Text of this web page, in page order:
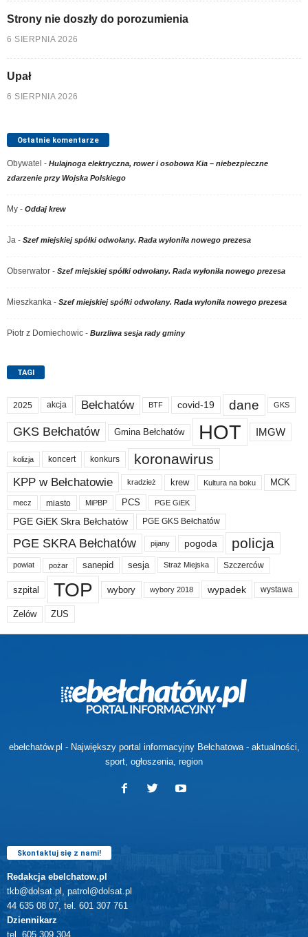
Strony nie doszły do porozumienia
6 SIERPNIA 2026
Upał
6 SIERPNIA 2026
Ostatnie komentarze
Obywatel - Hulajnoga elektryczna, rower i osobowa Kia – niebezpieczne
zdarzenie przy Wojska Polskiego
My - Oddaj krew
Ja - Szef miejskiej spółki odwołany. Rada wyłoniła nowego prezesa
Obserwator - Szef miejskiej spółki odwołany. Rada wyłoniła nowego prezesa
Mieszkanka - Szef miejskiej spółki odwołany. Rada wyłoniła nowego prezesa
Piotr z Domiechowic - Burzliwa sesja rady gminy
TAGI
2025 akcja Bełchatów BTF covid-19 dane GKS
GKS Bełchatów Gmina Bełchatów HOT IMGW
kolizja koncert konkurs koronawirus
KPP w Bełchatowie kradzież krew Kultura na boku MCK
mecz miasto MiPBP PCS PGE GiEK
PGE GiEK Skra Bełchatów PGE GKS Bełchatów
PGE SKRA Bełchatów pijany pogoda policja
powiat pożar sanepid sesja Straż Miejska Szczerców
szpital TOP wybory wybory 2018 wypadek wystawa
Zelów ZUS
ebełchatów.pl - Największy portal informacyjny Bełchatowa - aktualności,
sport, ogłoszenia, region
Skontaktuj się z nami!
Redakcja ebelchatow.pl
tkb@dolsat.pl, patrol@dolsat.pl
44 635 08 07, tel. 601 307 761
Dziennikarz
tel. 605 309 304